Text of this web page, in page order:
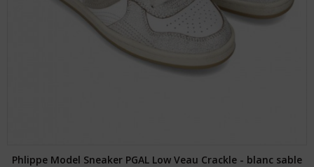
Phlippe Model Sneaker PGAL Low Veau Crackle - blanc sable